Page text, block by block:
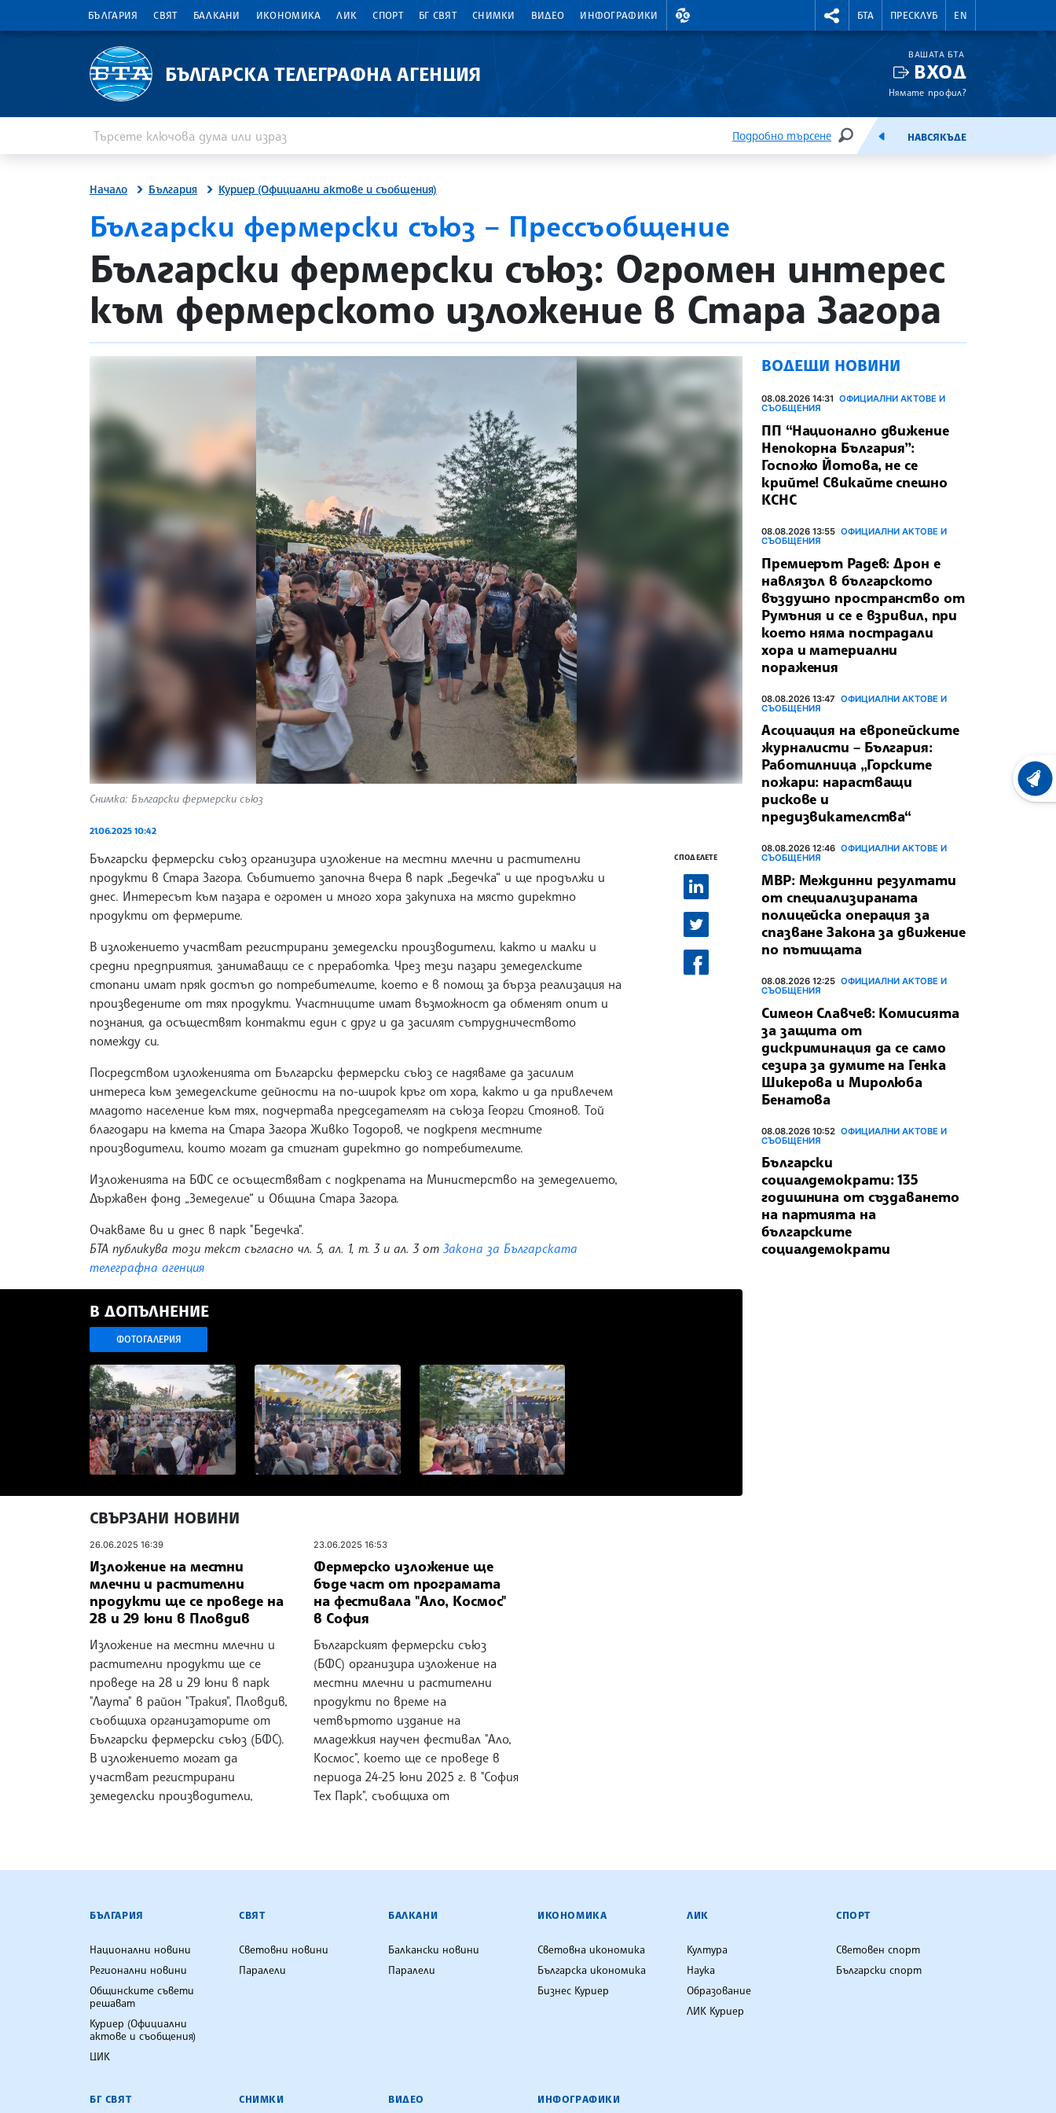
БЪЛГАРИЯ СВЯТ БАЛКАНИ ИКОНОМИКА ЛИК СПОРТ БГ СВЯТ СНИМКИ ВИДЕО ИНФОГРАФИКИ
ВАЛУТНИ КУРСОВЕ RIGHTMENU.SOCIAL
БТА ПРЕСКЛУБ EN
БЪЛГАРСКА ТЕЛЕГРАФНА АГЕНЦИЯ
ВАШАТА БТА
ВХОД
Нямате профил?
Подробно търсене
ТЪРСЕНЕЕМИСИЯНАВСЯКЪДЕ
Начало България Куриер (Официални актове и съобщения)
Български фермерски съюз – Прессъобщение
site.bta
Български фермерски съюз: Огромен интерес
към фермерското изложение в Стара Загора
Снимка: Български фермерски съюз
21.06.2025 10:42
Български фермерски съюз организира изложение на местни млечни и растителни
продукти в Стара Загора. Събитието започна вчера в парк „Бедечка“ и ще продължи и
днес. Интересът към пазара е огромен и много хора закупиха на място директно
продукти от фермерите.
В изложението участват регистрирани земеделски производители, както и малки и
средни предприятия, занимаващи се с преработка. Чрез тези пазари земеделските
стопани имат пряк достъп до потребителите, което е в помощ за бърза реализация на
произведените от тях продукти. Участниците имат възможност да обменят опит и
познания, да осъществят контакти един с друг и да засилят сътрудничеството
помежду си.
Посредством изложенията от Български фермерски съюз се надяваме да засилим
интереса към земеделските дейности на по-широк кръг от хора, както и да привлечем
младото население към тях, подчертава председателят на съюза Георги Стоянов. Той
благодари на кмета на Стара Загора Живко Тодоров, че подкрепя местните
производители, които могат да стигнат директно до потребителите.
Изложенията на БФС се осъществяват с подкрепата на Министерство на земеделието,
Държавен фонд „Земеделие“ и Община Стара Загора.
Очакваме ви и днес в парк "Бедечка".
БТА публикува този текст съгласно чл. 5, ал. 1, т. 3 и ал. 3 отЗакона за Българската
телеграфна агенция
СПОДЕЛЕТЕ
В ДОПЪЛНЕНИЕ
ФОТОГАЛЕРИЯ
СВЪРЗАНИ НОВИНИ
26.06.2025 16:39
Изложение на местни
млечни и растителни
продукти ще се проведе на
28 и 29 юни в Пловдив
Изложение на местни млечни и
растителни продукти ще се
проведе на 28 и 29 юни в парк
"Лаута" в район "Тракия", Пловдив,
съобщиха организаторите от
Български фермерски съюз (БФС).
В изложението могат да
участват регистрирани
земеделски производители,
23.06.2025 16:53
Фермерско изложение ще
бъде част от програмата
на фестивала "Ало, Космос"
в София
Българският фермерски съюз
(БФС) организира изложение на
местни млечни и растителни
продукти по време на
четвъртото издание на
младежкия научен фестивал "Ало,
Космос", което ще се проведе в
периода 24-25 юни 2025 г. в "София
Тех Парк", съобщиха от
ВОДЕЩИ НОВИНИ
08.08.2026 14:31 ОФИЦИАЛНИ АКТОВЕ И
СЪОБЩЕНИЯ
ПП “Национално движение
Непокорна България”:
Госпожо Йотова, не се
крийте! Свикайте спешно
КСНС
08.08.2026 13:55 ОФИЦИАЛНИ АКТОВЕ И
СЪОБЩЕНИЯ
Премиерът Радев: Дрон е
навлязъл в българското
въздушно пространство от
Румъния и се е взривил, при
което няма пострадали
хора и материални
поражения
08.08.2026 13:47 ОФИЦИАЛНИ АКТОВЕ И
СЪОБЩЕНИЯ
Асоциация на европейските
журналисти – България:
Работилница „Горските
пожари: нарастващи
рискове и
предизвикателства“
08.08.2026 12:46 ОФИЦИАЛНИ АКТОВЕ И
СЪОБЩЕНИЯ
МВР: Междинни резултати
от специализираната
полицейска операция за
спазване Закона за движение
по пътищата
08.08.2026 12:25 ОФИЦИАЛНИ АКТОВЕ И
СЪОБЩЕНИЯ
Симеон Славчев: Комисията
за защита от
дискриминация да се само
сезира за думите на Генка
Шикерова и Миролюба
Бенатова
08.08.2026 10:52 ОФИЦИАЛНИ АКТОВЕ И
СЪОБЩЕНИЯ
Български
социалдемократи: 135
годишнина от създаването
на партията на
българските
социалдемократи
БЪЛГАРСКА ТЕЛЕГРАФНА АГЕНЦИЯ
БЪЛГАРИЯ
Национални новини
Регионални новини
Общинските съвети
решават
Куриер (Официални
актове и съобщения)
ЦИК
СВЯТ
Световни новини
Паралели
БАЛКАНИ
Балкански новини
Паралели
ИКОНОМИКА
Световна икономика
Българска икономика
Бизнес Куриер
ЛИК
Култура
Наука
Образование
ЛИК Куриер
СПОРТ
Световен спорт
Български спорт
БГ СВЯТ СНИМКИ ВИДЕО ИНФОГРАФИКИ